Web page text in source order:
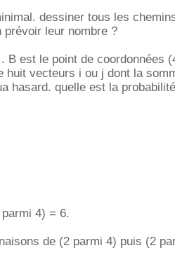
dessiner tous les
prévoir leur nombre ?
B est le point de coordonnées
huit vecteurs i ou j dont la
hasard. quelle est la
4) = 6.
de (2 parmi 4) puis (2